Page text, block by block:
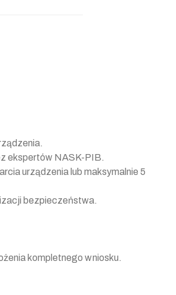
ekspertów NASK-PIB.
urządzenia lub maksymalnie 5
bezpieczeństwa.
kompletnego wniosku.